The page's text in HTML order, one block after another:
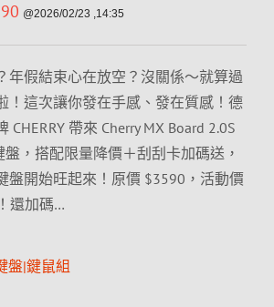
@2026/02/23 ,14:35
年假結束心在放空？沒關係～就算過
！這次讓你發在手感、發在質感！德
CHERRY 帶來 Cherry MX Board 2.0S
盤，搭配限量降價＋刮刮卡加碼送，
盤開始旺起來！原價 $3590，活動價
還加碼…
盤|鍵鼠組